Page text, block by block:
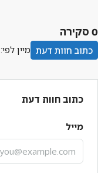
0 סקירה
מיין לפי: כתוב חוות דעת
כתוב חוות דעת
מייל